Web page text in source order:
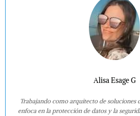
Alisa Esage G
Trabajando como arquitecto de soluciones
enfoca en la protección de datos y la